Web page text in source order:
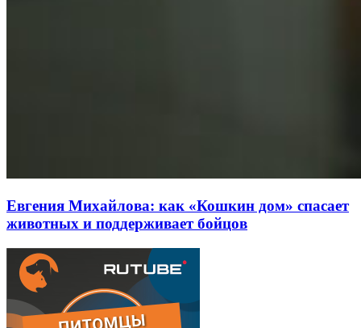
Евгения Михайлова: как «Кошкин дом» спасает
животных и поддерживает бойцов